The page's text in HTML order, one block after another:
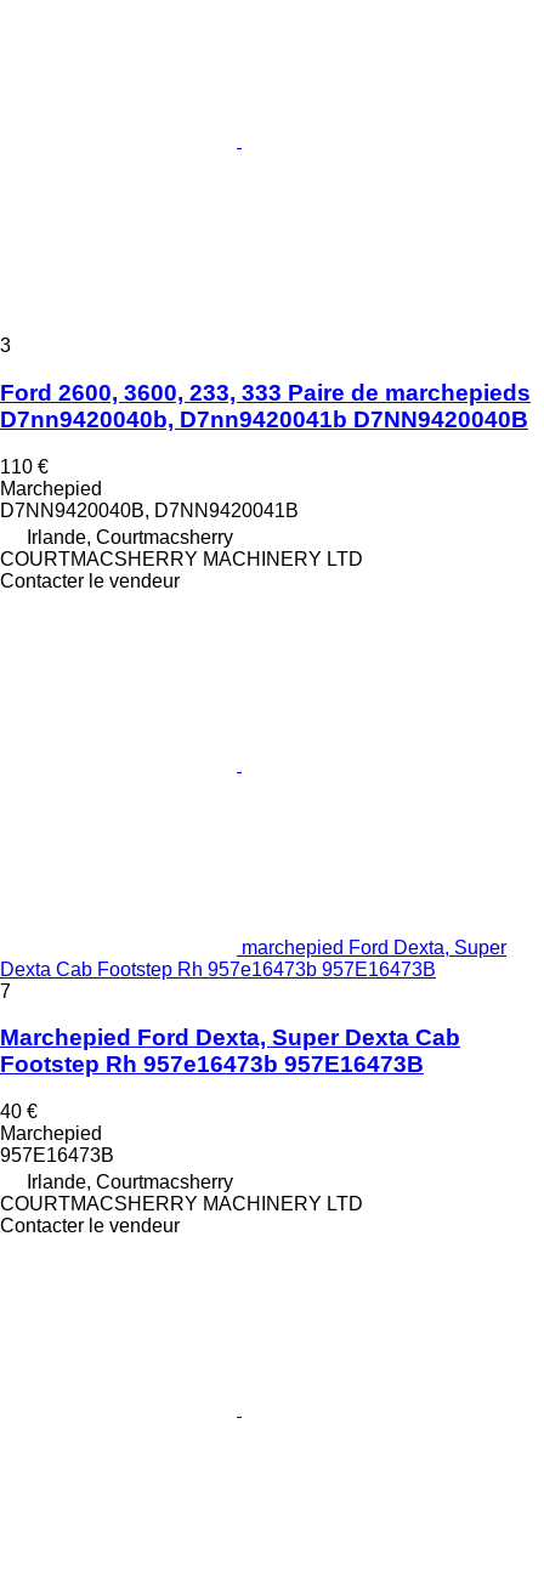
3
Ford 2600, 3600, 233, 333 Paire de marchepieds
D7nn9420040b, D7nn9420041b D7NN9420040B
110 €
Marchepied
D7NN9420040B, D7NN9420041B
Irlande, Courtmacsherry
COURTMACSHERRY MACHINERY LTD
Contacter le vendeur
marchepied Ford Dexta, Super
Dexta Cab Footstep Rh 957e16473b 957E16473B
7
Marchepied Ford Dexta, Super Dexta Cab
Footstep Rh 957e16473b 957E16473B
40 €
Marchepied
957E16473B
Irlande, Courtmacsherry
COURTMACSHERRY MACHINERY LTD
Contacter le vendeur